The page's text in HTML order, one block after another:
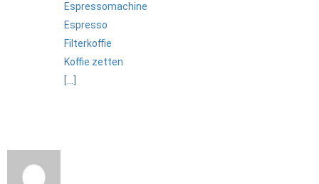
Espressomachine
Espresso
Filterkoffie
Koffie zetten
[...]